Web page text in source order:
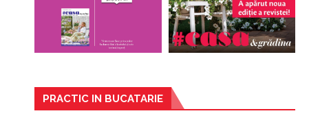
PRACTIC IN BUCATARIE